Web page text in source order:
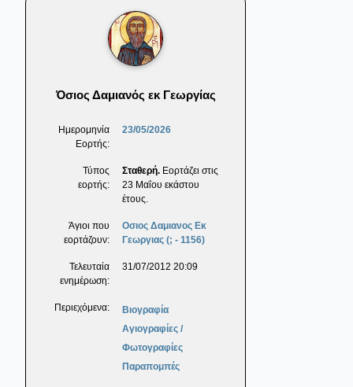
Όσιος Δαμιανός εκ Γεωργίας
Ημερομηνία
Εορτής:
23/05/2026
Τύπος
εορτής:
Σταθερή. Εορτάζει στις
23 Μαΐου εκάστου
έτους.
Άγιοι που
εορτάζουν:
Οσιος Δαμιανος Εκ
Γεωργιας (; - 1156)
Τελευταία
ενημέρωση:
31/07/2012 20:09
Περιεχόμενα:
Βιογραφία
Αγιογραφίες /
Φωτογραφίες
Παραπομπές